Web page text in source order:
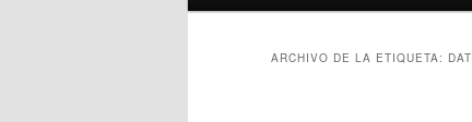
ARCHIVO DE LA ETIQUETA: